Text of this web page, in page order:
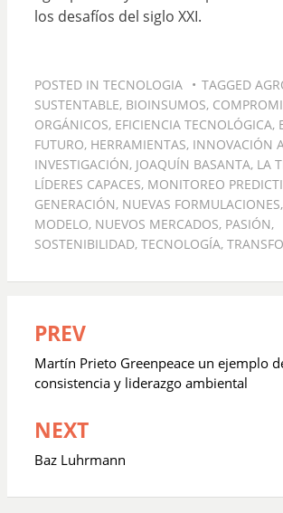
los desafíos del siglo XXI.
POSTED IN TECNOLOGIA TAGGED
SUSTENTABLE, BIOINSUMOS,
ORGÁNICOS, EFICIENCIA TECNOLÓGICA,
FUTURO, HERRAMIENTAS, INNOVACIÓN
INVESTIGACIÓN, JOAQUÍN BASANTA, LA
LÍDERES CAPACES, MONITOREO
GENERACIÓN, NUEVAS FORMULACIONES,
MODELO, NUEVOS MERCADOS, PASIÓN,
SOSTENIBILIDAD, TECNOLOGÍA,
Navegación
de
entradas
PREV
Martín Prieto Greenpeace un ejemplo
consistencia y liderazgo ambiental
NEXT
Baz Luhrmann